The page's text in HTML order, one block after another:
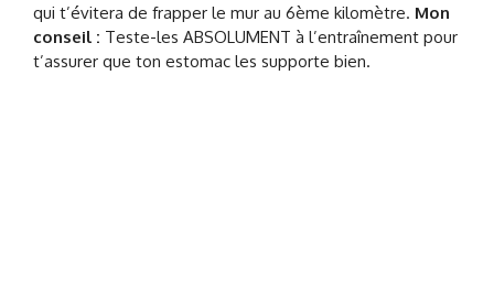
qui t’évitera de frapper le mur au 6ème kilomètre. Mon
conseil : Teste-les ABSOLUMENT à l’entraînement pour
t’assurer que ton estomac les supporte bien.